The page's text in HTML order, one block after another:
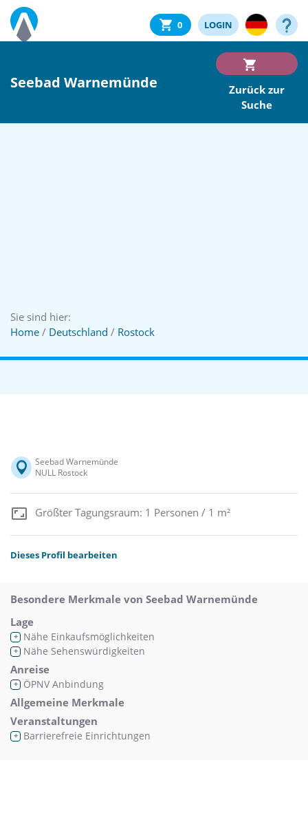
0 LOGIN
Seebad Warnemünde
Zurück zur
Suche
Sie sind hier:
Home / Deutschland / Rostock
Seebad Warnemünde
NULL Rostock
Größter Tagungsraum: 1 Personen / 1 m²
Dieses Profil bearbeiten
Besondere Merkmale von Seebad Warnemünde
Lage
+ Nähe Einkaufsmöglichkeiten
+ Nähe Sehenswürdigkeiten
Anreise
+ ÖPNV Anbindung
Allgemeine Merkmale
Veranstaltungen
+ Barrierefreie Einrichtungen